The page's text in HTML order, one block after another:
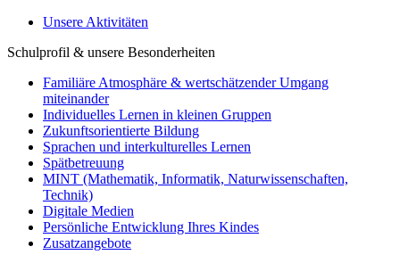
Unsere Aktivitäten
Schulprofil & unsere Besonderheiten
Familiäre Atmosphäre & wertschätzender Umgang
miteinander
Individuelles Lernen in kleinen Gruppen
Zukunftsorientierte Bildung
Sprachen und interkulturelles Lernen
Spätbetreuung
MINT (Mathematik, Informatik, Naturwissenschaften,
Technik)
Digitale Medien
Persönliche Entwicklung Ihres Kindes
Zusatzangebote